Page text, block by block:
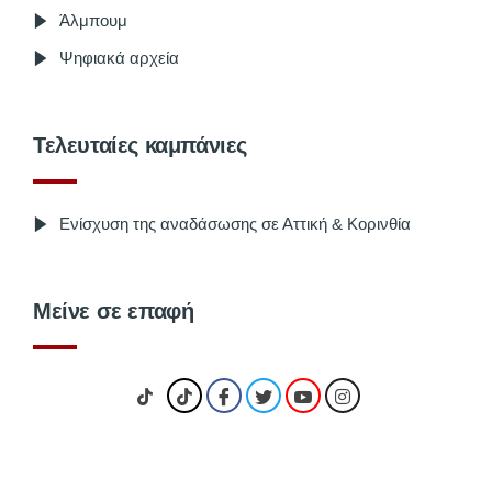
Άλμπουμ
Ψηφιακά αρχεία
Τελευταίες καμπάνιες
Ενίσχυση της αναδάσωσης σε Αττική & Κορινθία
Μείνε σε επαφή